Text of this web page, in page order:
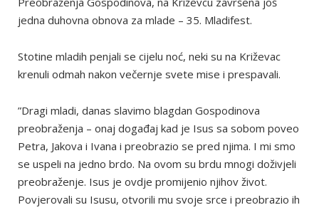
jedna duhovna obnova za mlade – 35. Mladifest.
Stotine mladih penjali se cijelu noć, neki su na Križevac
krenuli odmah nakon večernje svete mise i prespavali.
”Dragi mladi, danas slavimo blagdan Gospodinova
preobraženja – onaj događaj kad je Isus sa sobom poveo
Petra, Jakova i Ivana i preobrazio se pred njima. I mi smo
se uspeli na jedno brdo. Na ovom su brdu mnogi doživjeli
preobraženje. Isus je ovdje promijenio njihov život.
Povjerovali su Isusu, otvorili mu svoje srce i preobrazio ih